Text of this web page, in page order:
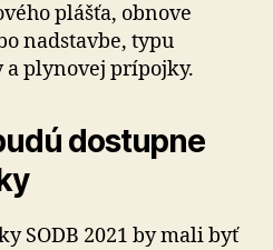
plášťa, obnove
nadstavbe, typu
plynovej prípojky.
dostupne
SODB 2021 by mali byť